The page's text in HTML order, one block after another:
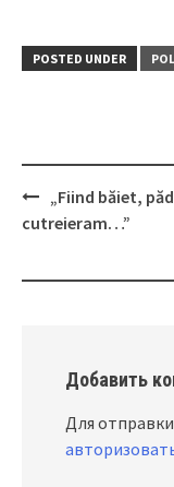
POSTED UNDER
Post
„Fiind băiet,
cutreieram…”
Добавить
Для